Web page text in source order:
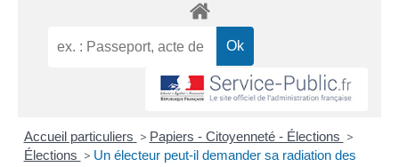
Accueil particuliers > Papiers - Citoyenneté - Élections >
Élections > Un électeur peut-il demander sa radiation des